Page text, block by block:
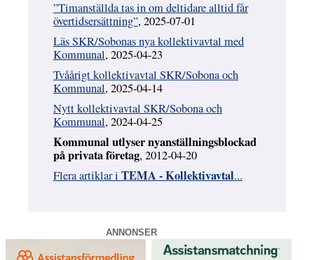
”Timanställda tas in om deltidare alltid får
övertidsersättning”, 2025-07-01
Läs SKR/Sobonas nya kollektivavtal med
Kommunal, 2025-04-23
Tvåårigt kollektivavtal SKR/Sobona och
Kommunal, 2025-04-14
Nytt kollektivavtal SKR/Sobona och
Kommunal, 2024-04-25
Kommunal utlyser nyanställningsblockad
på privata företag, 2012-04-20
Flera artiklar i TEMA - Kollektivavtal...
ANNONSER